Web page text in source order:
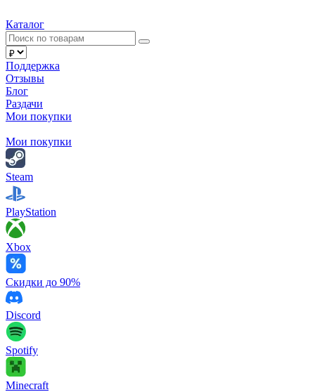
Каталог
Поддержка
Отзывы
Блог
Раздачи
Мои покупки
Мои покупки
Steam
PlayStation
Xbox
Скидки до 90%
Discord
Spotify
Minecraft